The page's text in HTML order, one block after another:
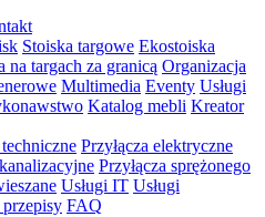
Stoiska targowe Ekostoiska
na targach za granicą Organizacja
Multimedia Eventy Usługi
Katalog mebli Kreator
Przyłącza elektryczne
Przyłącza sprężonego
Usługi IT Usługi
FAQ